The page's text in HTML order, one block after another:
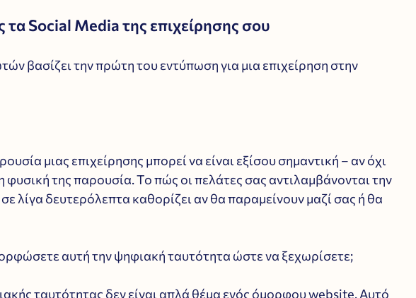
Social Media της επιχείρησης σου
βασίζει την πρώτη του εντύπωση για μια επιχείρηση στην
μιας επιχείρησης μπορεί να είναι εξίσου σημαντική – αν όχι
φυσική της παρουσία. Το πώς οι πελάτες σας αντιλαμβάνονται την
λίγα δευτερόλεπτα καθορίζει αν θα παραμείνουν μαζί σας ή θα
αυτή την ψηφιακή ταυτότητα ώστε να ξεχωρίσετε;
ταυτότητας δεν είναι απλά θέμα ενός όμορφου website. Αυτό